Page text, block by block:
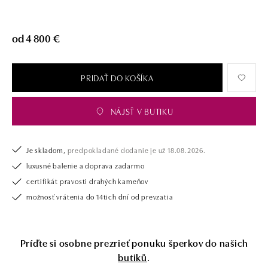
od 4 800 €
PRIDAŤ DO KOŠÍKA
NÁJSŤ V BUTIKU
Je skladom, predpokladané dodanie je už 18.08.2026.
luxusné balenie a doprava zadarmo
certifikát pravosti drahých kameňov
možnosť vrátenia do 14tich dní od prevzatia
Príďte si osobne prezrieť ponuku šperkov do našich
butiků.